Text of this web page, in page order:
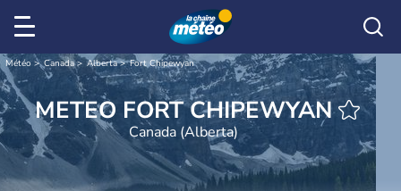
Météo Canada Alberta Fort Chipewyan
METEO FORT CHIPEWYAN
Canada (Alberta)